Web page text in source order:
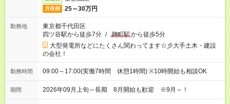
月収例 25～30万円
勤務地
東京都千代田区
四ツ谷駅から徒歩7分 / 麹町駅から徒歩5分
大型発電所などにたくさん関わってます☆彡大手土木・建設
の会社！
勤務時間 09:00～17:00(実働7時間 休憩1時間) ※10時開始も相談OK
期間 2026年09月上旬～長期 8月開始も歓迎 ※9月～！